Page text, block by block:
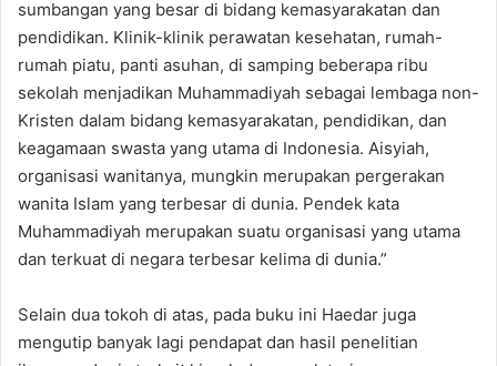
sumbangan yang besar di bidang kemasyarakatan dan
pendidikan. Klinik-klinik perawatan kesehatan, rumah-
rumah piatu, panti asuhan, di samping beberapa ribu
sekolah menjadikan Muhammadiyah sebagai lembaga non-
Kristen dalam bidang kemasyarakatan, pendidikan, dan
keagamaan swasta yang utama di Indonesia. Aisyiah,
organisasi wanitanya, mungkin merupakan pergerakan
wanita Islam yang terbesar di dunia. Pendek kata
Muhammadiyah merupakan suatu organisasi yang utama
dan terkuat di negara terbesar kelima di dunia.”
Selain dua tokoh di atas, pada buku ini Haedar juga
mengutip banyak lagi pendapat dan hasil penelitian